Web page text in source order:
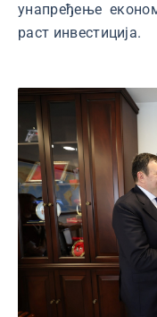
унапређење
раст инвестиција.